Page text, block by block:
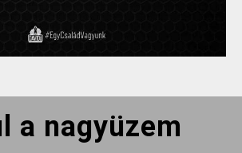
a nagyüzem